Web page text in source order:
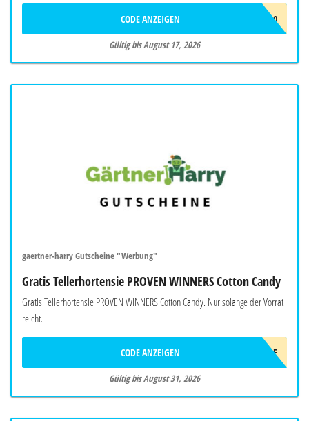
SOMMER10
CODE ANZEIGEN
Gültig bis August 17, 2026
gaertner-harry Gutscheine "Werbung"
Gratis Tellerhortensie PROVEN WINNERS Cotton Candy
Gratis Tellerhortensie PROVEN WINNERS Cotton Candy. Nur solange der Vorrat
reicht.
HORTENSIE
CODE ANZEIGEN
Gültig bis August 31, 2026